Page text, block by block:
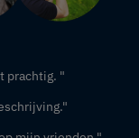
prachtig. "